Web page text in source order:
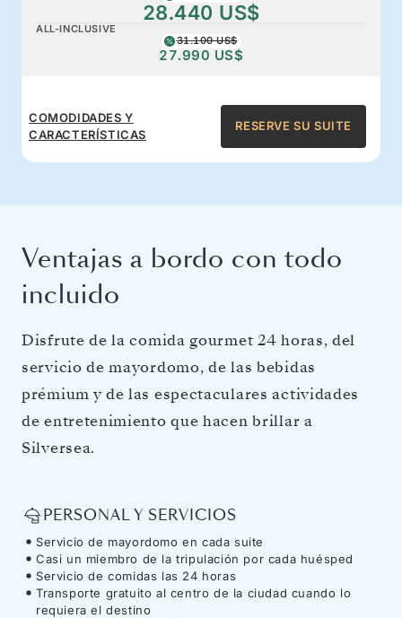
28.440 US$
ALL-INCLUSIVE
31.100 US$
27.990 US$
COMODIDADES Y
CARACTERÍSTICAS
RESERVE SU SUITE
Ventajas a bordo con todo
incluido
Disfrute de la comida gourmet 24 horas, del
servicio de mayordomo, de las bebidas
prémium y de las espectaculares actividades
de entretenimiento que hacen brillar a
Silversea.
PERSONAL Y SERVICIOS
Servicio de mayordomo en cada suite
Casi un miembro de la tripulación por cada huésped
Servicio de comidas las 24 horas
Transporte gratuito al centro de la ciudad cuando lo
requiera el destino